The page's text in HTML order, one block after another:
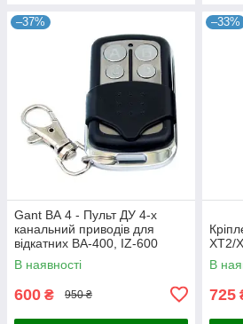
–37%
Gant ВА 4 - Пульт ДУ 4-х
канальний приводів для
відкатних ВА-400, IZ-600
В наявності
600 ₴ 950 ₴
–33%
XT2/
В
725